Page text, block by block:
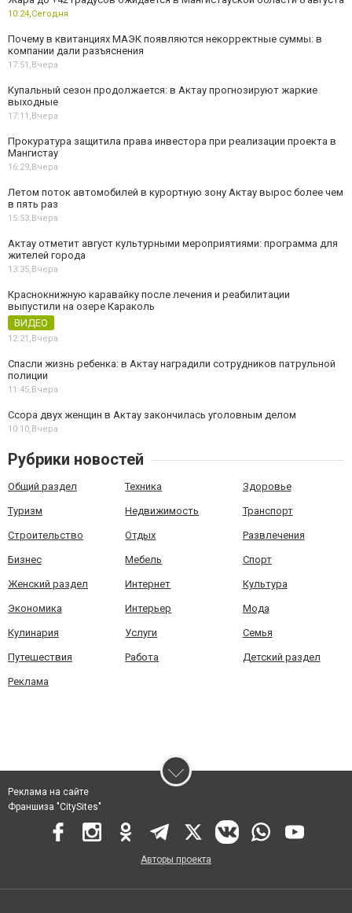
10:24,Сегодня
Почему в квитанциях МАЭК появляются некорректные суммы: в
компании дали разъяснения
17:51,Вчера
Купальный сезон продолжается: в Актау прогнозируют жаркие
выходные
17:11,Вчера
Прокуратура защитила права инвестора при реализации проекта в
Мангистау
16:29,Вчера
Летом поток автомобилей в курортную зону Актау вырос более чем
в пять раз
15:53,Вчера
Актау отметит август культурными мероприятиями: программа для
жителей города
13:35,Вчера
Краснокнижную каравайку после лечения и реабилитации
выпустили на озере Караколь
ВИДЕО
12:21,Вчера
Спасли жизнь ребенка: в Актау наградили сотрудников патрульной
полиции
11:45,Вчера
Ссора двух женщин в Актау закончилась уголовным делом
10:10,Вчера
Рубрики новостей
Общий раздел Техника Здоровье
Туризм Недвижимость Транспорт
Строительство Отдых Развлечения
Бизнес Мебель Спорт
Женский раздел Интернет Культура
Экономика Интерьер Мода
Кулинария Услуги Семья
Путешествия Работа Детский раздел
Реклама
Реклама на сайте
Франшиза "CitySites"
Авторы проекта